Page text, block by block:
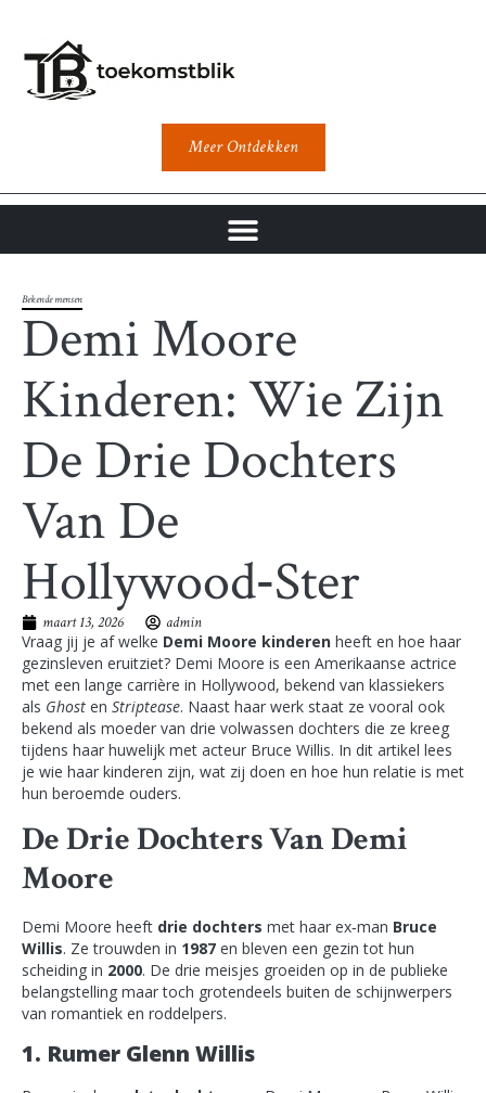
Meer Ontdekken
Bekende mensen
Demi Moore
Kinderen: Wie Zijn
De Drie Dochters
Van De
Hollywood‑ster
maart 13, 2026 admin
Vraag jij je af welke Demi Moore kinderen heeft en hoe haar
gezinsleven eruitziet? Demi Moore is een Amerikaanse actrice
met een lange carrière in Hollywood, bekend van klassiekers
als Ghost en Striptease. Naast haar werk staat ze vooral ook
bekend als moeder van drie volwassen dochters die ze kreeg
tijdens haar huwelijk met acteur Bruce Willis. In dit artikel lees
je wie haar kinderen zijn, wat zij doen en hoe hun relatie is met
hun beroemde ouders.
De Drie Dochters Van Demi
Moore
Demi Moore heeft drie dochters met haar ex‑man Bruce
Willis. Ze trouwden in 1987 en bleven een gezin tot hun
scheiding in 2000. De drie meisjes groeiden op in de publieke
belangstelling maar toch grotendeels buiten de schijnwerpers
van romantiek en roddelpers.
1. Rumer Glenn Willis